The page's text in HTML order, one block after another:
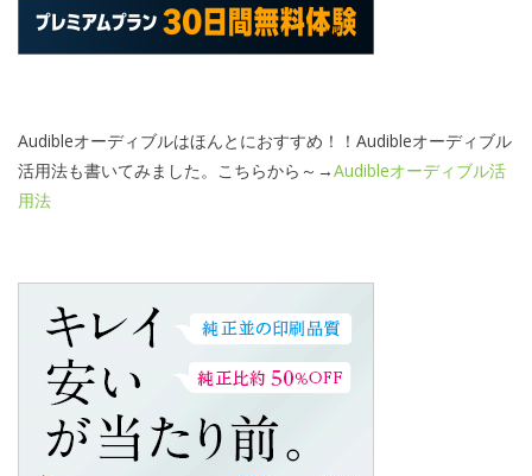
Audibleオーディブルはほんとにおすすめ！！Audibleオーディブル
活用法も書いてみました。こちらから～→Audibleオーディブル活
用法